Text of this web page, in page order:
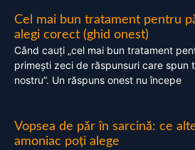
Cel mai bun tratament pentru
alegi corect (ghid onest)
Când cauți „cel mai bun tratament
primești zeci de răspunsuri care spun
nostru”. Un răspuns onest nu începe
Vopsea de păr în sarcină: ce
amoniac poți alege